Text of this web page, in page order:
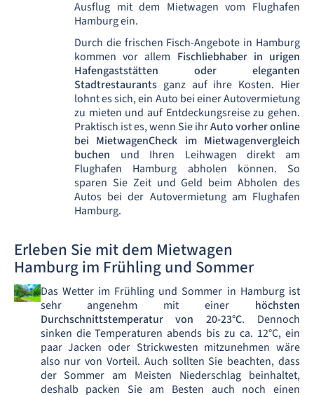
Ausflug mit dem Mietwagen vom Flughafen
Hamburg ein.
Durch die frischen Fisch-Angebote in Hamburg
kommen vor allem Fischliebhaber in urigen
Hafengaststätten oder eleganten
Stadtrestaurants ganz auf ihre Kosten. Hier
lohnt es sich, ein Auto bei einer Autovermietung
zu mieten und auf Entdeckungsreise zu gehen.
Praktisch ist es, wenn Sie ihrAuto vorher online
bei MietwagenCheck im Mietwagenvergleich
buchen und Ihren Leihwagen direkt am
Flughafen Hamburg abholen können. So
sparen Sie Zeit und Geld beim Abholen des
Autos bei der Autovermietung am Flughafen
Hamburg.
Erleben Sie mit dem Mietwagen
Hamburg im Frühling und Sommer
Das Wetter im Frühling und Sommer in Hamburg ist
sehr angenehm mit einer höchsten
Durchschnittstemperatur von 20-23°C. Dennoch
sinken die Temperaturen abends bis zu ca. 12°C, ein
paar Jacken oder Strickwesten mitzunehmen wäre
also nur von Vorteil. Auch sollten Sie beachten, dass
der Sommer am Meisten Niederschlag beinhaltet,
deshalb packen Sie am Besten auch noch einen